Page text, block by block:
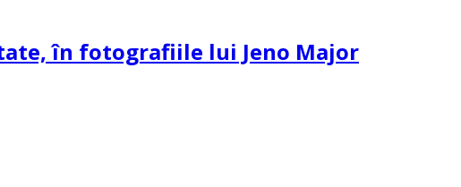
în fotografiile lui Jeno Major